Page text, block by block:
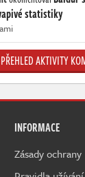
statistiky
PŘEHLED AKTIVITY
INFORMACE
Zásady ochrany